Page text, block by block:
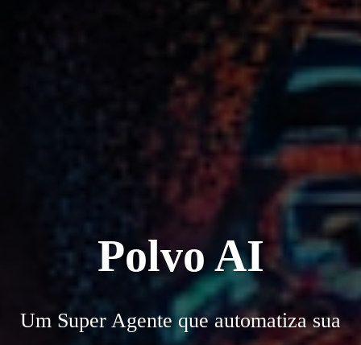
Polvo AI
Um Super Agente que automatiza sua